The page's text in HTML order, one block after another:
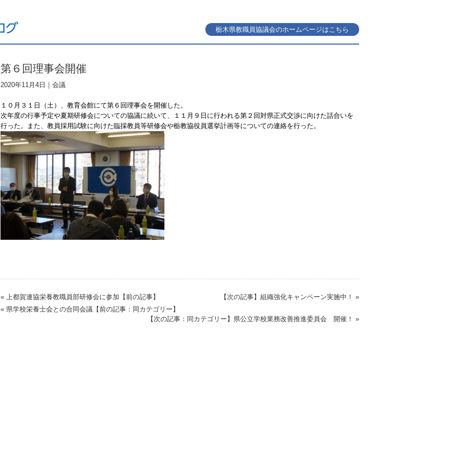
栃木県教職員協議会のホームページはこちら
第６回理事会開催
2020年11月4日｜ 会議
１０月３１日（土）、教育会館にて第６回理事会を開催した。
次年度の行事予定や夏期研修会についての協議に続いて、１１月９日に行われる第２回対県正式交渉に向けた話合いを
行った。また、教員採用試験に向けた臨採教員等研修会や栃教協役員選挙計画等についての連絡を行った。
« 上都賀連協栄養教職員部研修会に参加【前の記事】
【次の記事】組織強化キャンペーン実施中！ »
« 県学校栄養士会との合同会議【前の記事：同カテゴリー】
【次の記事：同カテゴリー】県公立学校業務改善推進委員会 開催！ »